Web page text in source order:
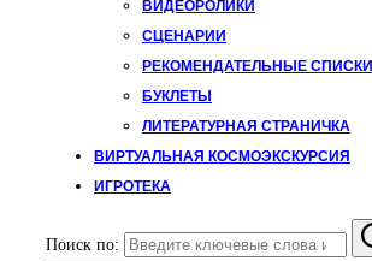
ВИДЕОРОЛИКИ
СЦЕНАРИИ
РЕКОМЕНДАТЕЛЬНЫЕ СПИСКИ
БУКЛЕТЫ
ЛИТЕРАТУРНАЯ СТРАНИЧКА
ВИРТУАЛЬНАЯ КОСМОЭКСКУРСИЯ
ИГРОТЕКА
Поиск по: